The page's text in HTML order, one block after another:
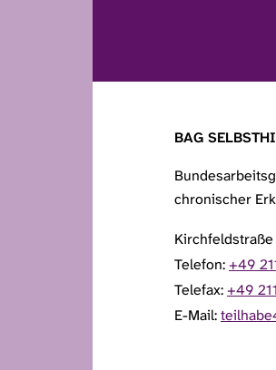
BAG
chronischer
Telefon: +49
Telefax: +49
E-Mail: